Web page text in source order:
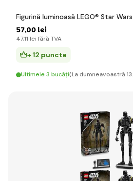
Figurină luminoasă LEGO® Star
57,00 lei
47,11 lei fără TVA
+ 12 puncte
Ultimele 3 bucăți(La dumneavoastră